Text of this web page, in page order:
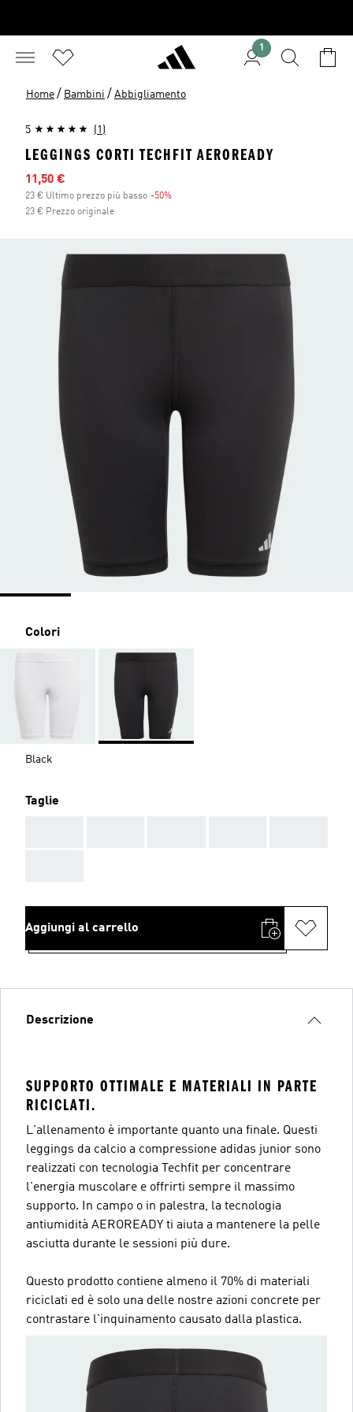
1
Home / Bambini / Abbigliamento
5 (1)
LEGGINGS CORTI TECHFIT AEROREADY
Prezzo scontato
11,50 €
23 € Ultimo prezzo più basso -50%
23 € Prezzo originale
Colori
Black
Taglie
Aggiungi al carrello
Descrizione
SUPPORTO OTTIMALE E MATERIALI IN PARTE
RICICLATI.
L'allenamento è importante quanto una finale. Questi
leggings da calcio a compressione adidas junior sono
realizzati con tecnologia Techfit per concentrare
l'energia muscolare e offrirti sempre il massimo
supporto. In campo o in palestra, la tecnologia
antiumidità AEROREADY ti aiuta a mantenere la pelle
asciutta durante le sessioni più dure.
Questo prodotto contiene almeno il 70% di materiali
riciclati ed è solo una delle nostre azioni concrete per
contrastare l'inquinamento causato dalla plastica.